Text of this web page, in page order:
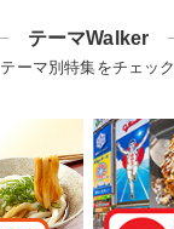
テーマWalker
テーマ別特集をチェック